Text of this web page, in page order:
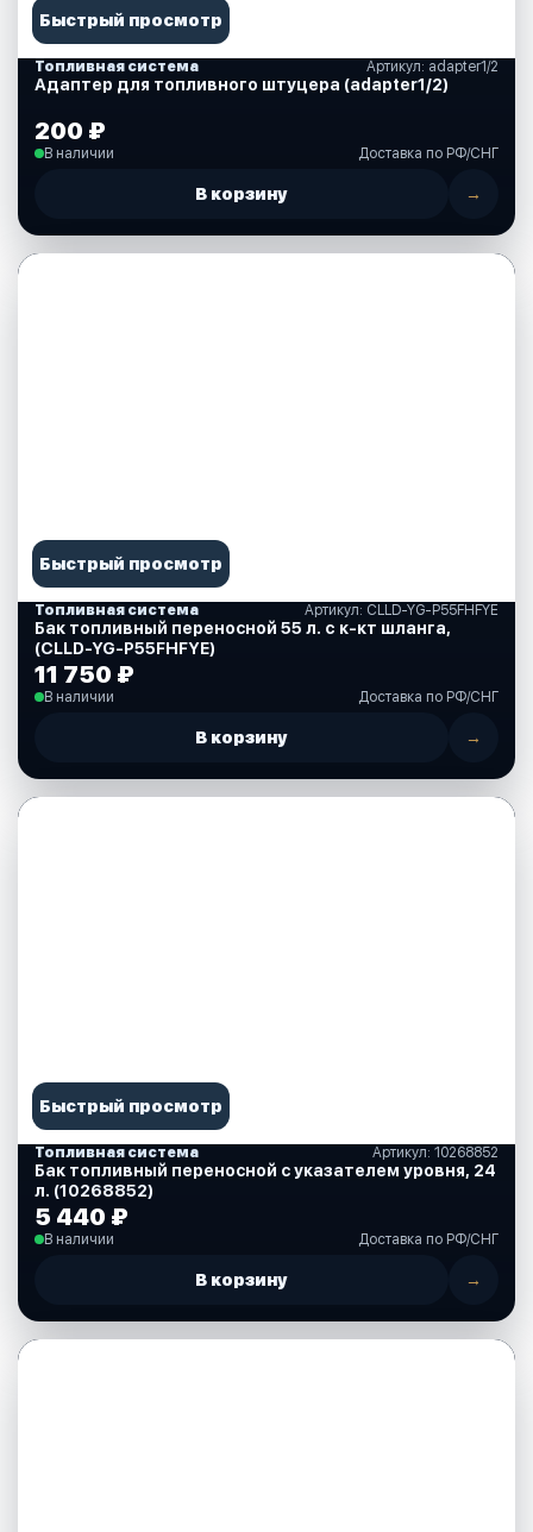
Быстрый просмотр
Топливная система Артикул: adapter1/2
Адаптер для топливного штуцера (adapter1/2)
200 ₽
В наличии Доставка по РФ/СНГ
В корзину →
Быстрый просмотр
Топливная система Артикул: CLLD-YG-P55FHFYE
Бак топливный переносной 55 л. c к-кт шланга,
(CLLD-YG-P55FHFYE)
11 750 ₽
В наличии Доставка по РФ/СНГ
В корзину →
Быстрый просмотр
Топливная система Артикул: 10268852
Бак топливный переносной с указателем уровня, 24
л. (10268852)
5 440 ₽
В наличии Доставка по РФ/СНГ
В корзину →